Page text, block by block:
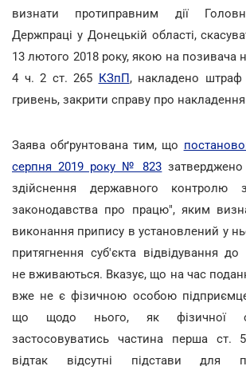
визнати протиправним дії
Держпраці у Донецькій області,
13 лютого 2018 року, якою на позивача
4 ч. 2 ст. 265 КЗпП, накладено штраф
гривень, закрити справу про
Заява обґрунтована тим, що
серпня 2019 року № 823
здійснення державного контролю
законодавства про працю", яким
виконання припису в установлений у
притягнення суб'єкта відвідування до
не вживаються. Вказує, що на час
вже не є фізичною особою
що щодо нього, як фізичної
застосовуватись частина перша ст.
відтак відсутні підстави для